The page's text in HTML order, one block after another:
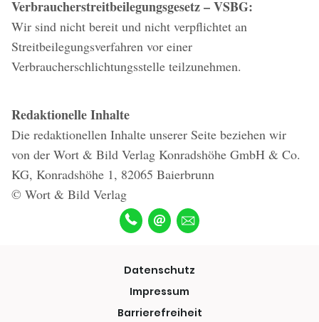
Verbraucherstreitbeilegungsgesetz – VSBG:
Wir sind nicht bereit und nicht verpflichtet an
Streitbeilegungsverfahren vor einer
Verbraucherschlichtungsstelle teilzunehmen.
Redaktionelle Inhalte
Die redaktionellen Inhalte unserer Seite beziehen wir
von der Wort & Bild Verlag Konradshöhe GmbH & Co.
KG, Konradshöhe 1, 82065 Baierbrunn
© Wort & Bild Verlag
Datenschutz
Impressum
Barrierefreiheit